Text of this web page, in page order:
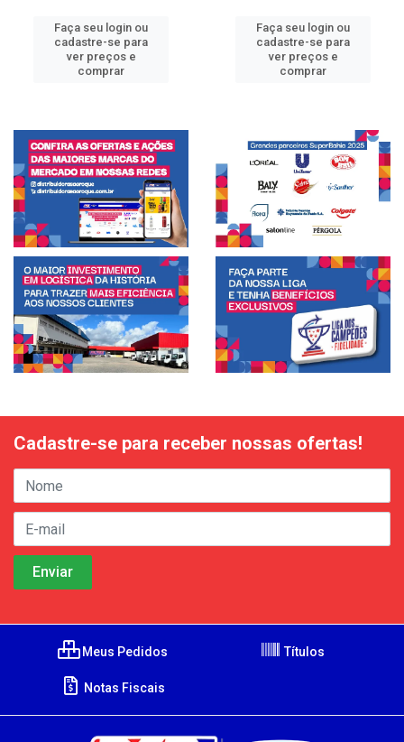
Faça seu login ou
cadastre-se para
ver preços e
comprar
Faça seu login ou
cadastre-se para
ver preços e
comprar
Cadastre-se para receber nossas ofertas!
Meus Pedidos Títulos
Notas Fiscais